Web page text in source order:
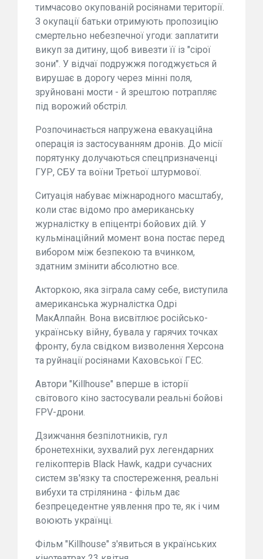
тимчасово окупованій росіянами території.
З окупації батьки отримують пропозицію
смертельно небезпечної угоди: заплатити
викуп за дитину, щоб вивезти її із "сірої
зони". У відчаї подружжя погоджується й
вирушає в дорогу через мінні поля,
зруйновані мости - й зрештою потрапляє
під ворожий обстріл.
Розпочинається напружена евакуаційна
операція із застосуванням дронів. До місії
порятунку долучаються спецпризначенці
ГУР, СБУ та воїни Третьої штурмової.
Ситуація набуває міжнародного масштабу,
коли стає відомо про американську
журналістку в епіцентрі бойових дій. У
кульмінаційний момент вона постає перед
вибором між безпекою та вчинком,
здатним змінити абсолютно все.
Акторкою, яка зіграла саму себе, виступила
американська журналістка Одрі
МакАлпайн. Вона висвітлює російсько-
українську війну, бувала у гарячих точках
фронту, була свідком визволення Херсона
та руйнації росіянами Каховської ГЕС.
Автори "Killhouse" вперше в історії
світового кіно застосували реальні бойові
FPV-дрони.
Дзижчання безпілотників, гул
бронетехніки, зухвалий рух легендарних
гелікоптерів Black Hawk, кадри сучасних
систем зв'язку та спостереження, реальні
вибухи та стрілянина - фільм дає
безпрецедентне уявлення про те, як і чим
воюють українці.
Фільм "Killhouse" з'явиться в українських